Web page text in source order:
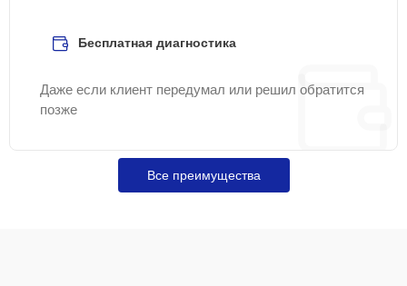
Бесплатная диагностика
Даже если клиент передумал или решил обратится
позже
Все преимущества